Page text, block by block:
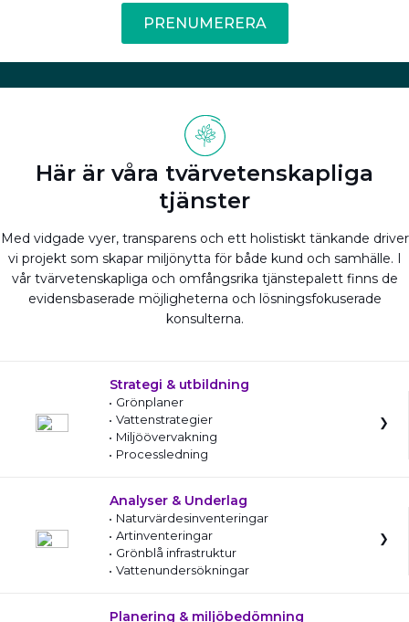
PRENUMERERA
Här är våra tvärvetenskapliga
tjänster
Med vidgade vyer, transparens och ett holistiskt tänkande driver
vi projekt som skapar miljönytta för både kund och samhälle. I
vår tvärvetenskapliga och omfångsrika tjänstepalett finns de
evidensbaserade möjligheterna och lösningsfokuserade
konsulterna.
Strategi & utbildning
Grönplaner
Vattenstrategier
Miljöövervakning
Processledning
Analyser & Underlag
Naturvärdesinventeringar
Artinventeringar
Grönblå infrastruktur
Vattenundersökningar
Planering & miljöbedömning